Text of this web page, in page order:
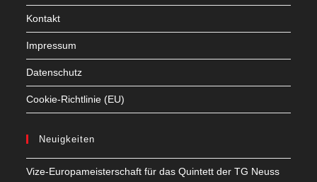
Kontakt
Impressum
Datenschutz
Cookie-Richtlinie (EU)
Neuigkeiten
Vize-Europameisterschaft für das Quintett der TG Neuss